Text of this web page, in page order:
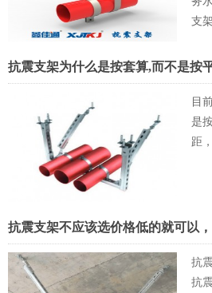
支
安
抗震支架为什么是按套算,而不是按
目
是
距
抗震支架不应该选价格低的就可以
抗
抗